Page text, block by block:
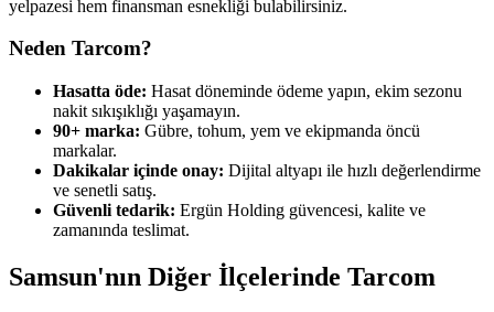
yelpazesi hem finansman esnekliği bulabilirsiniz.
Neden Tarcom?
Hasatta öde: Hasat döneminde ödeme yapın, ekim sezonu
nakit sıkışıklığı yaşamayın.
90+ marka: Gübre, tohum, yem ve ekipmanda öncü
markalar.
Dakikalar içinde onay: Dijital altyapı ile hızlı değerlendirme
ve senetli satış.
Güvenli tedarik: Ergün Holding güvencesi, kalite ve
zamanında teslimat.
Samsun'nın Diğer İlçelerinde Tarcom